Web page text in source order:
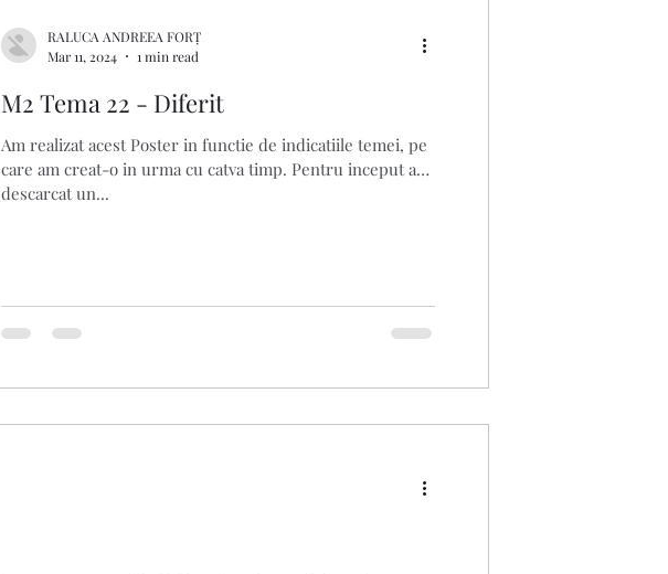
RALUCA ANDREEA FORȚ
Mar 11, 2024
1 min read
M2 Tema 22 - Diferit
Am realizat acest Poster in functie de indicatiile temei, pe
care am creat-o in urma cu catva timp. Pentru inceput am
descarcat un...